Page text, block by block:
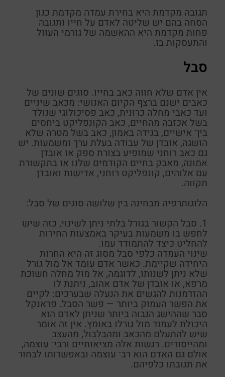
תגובה מקדמת היא בחירת עמדה מקדמת כגון
הסחה בהם יש שליטה לאדם על חייו ותגובה
פחות מקדמת היא ההאשמה של גורמי העוול
והתעסקות בו.
סבל
אין אדם שלא חווה כאב בחייו. סוגים שונים של
כאבים ישנם ברצף הקיום האנושי: מכאב שיניים
ועד כאבי מחלה כרונית, כאב פסיכולוגי שנולד
בשל אכזבה מהחיים, כאב הקונפליקט ביחסים
בין־ אישיים, בגידה באמון, כאב בשל מטרה שלא
הושגה, אובדן של עבודה בעלת ערך ומשמעות. יש
גם כאב רוחני שמופיע בצורת ספק או אובדן
אמונה, מאבק בחיים הקודמים שלנו או בתקשורת
עם אלוהים, קונפליקט רוחני, אדישות ואובדן
תקווה.
הלוגותרפיה מבחינה בין שלושה סוגים של סבל:
1. סבל הקשור בגורל בלתי ניתן לשינוי, כזה שיש
לחפש בו משמעות בעיקר באמצעות החירות
להחליט כיצד להתמודד עמו.
שינוי העמדה כלפי סבל מסוג זה היא החרות
היחידה שקיימת. כאשר אדם עומד אל מול גורל
שלא ניתן לשנותו, לדוגמה, אל מול מחלה חשוכת
מרפא, או אובדן של אדם אהוב, ניתנת לו
ההזדמנות להגשים את הנעלה שבערכים: לקיים
את הפשר העמוק ביותר — פשר הסבל. פראנקל
סבר שההישג הגבוה ביותר שניתן לאדם הוא
היכולת לעמוד מול גורלו באומץ. אין זה אומר
שיש להתעלם מהכאב ומהבלבול, מהעצב
ומהייסורים. רגשות אלה מציאותיים ורבי־ עוצמה,
אולם גם האדם הוא רב־ עוצמה ובאפשרותו לבחור
את תגובתו כלפיהם.